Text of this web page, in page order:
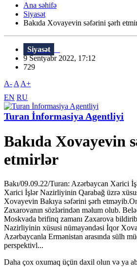
Ana səhifə
Siyasət
Bakıda Xovayevin səfərini şərh
Siyasət
9 Sentyabr 2022, 17:12
729
A- A A+
EN RU
Turan İnformasiya Agentliyi
Bakıda Xovayevin
etmirlər
Bakı/09.09.22/Turan: Azərbaycan Xarici
Xarici İşlər Nazirliyinin Qarabağ üzrə
Xovayevin Bakıya səfərini şərh
Zaxarovanın sözlərindən məlum olub.
Moskvada brifinq zamanı Zaxarova
Nazirliyinin xüsusi nümayəndəsi İqor
Azərbaycanla Ermənistan arasında sülh
perspektivl...
Daha çox oxumaq üçün daxil olun və ya